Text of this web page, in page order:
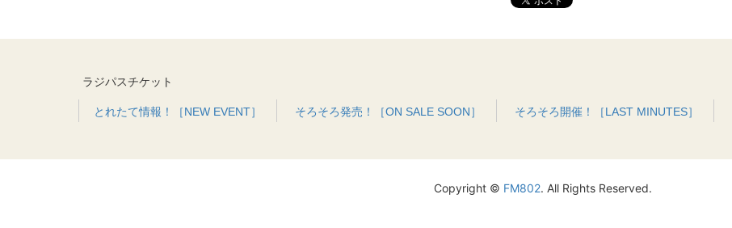
ラジパスチケット
とれたて情報！［NEW EVENT］ そろそろ発売！［ON SALE SOON］ そろそろ開催！［LAST MINUTES］
Copyright © FM802. All Rights Reserved.